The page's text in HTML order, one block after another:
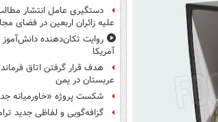
دستگیری عامل انتشار
علیه زائران اربعین در فضای
روایت تکان‌دهنده دانش‌آموز
آمریکا
هدف قرار گرفتن اتاق‌
عربستان در یمن
شکست پروژه «خاورمیانه
گزافه‌گویی و لفاظی جدید